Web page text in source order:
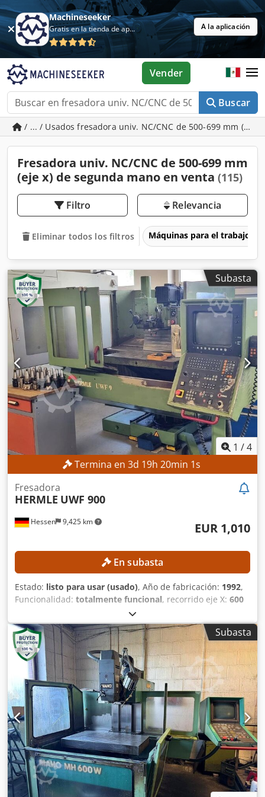
Machineseeker
Gratis en la tienda de aplicaciones A la aplicación
Buscar
Vender
/ ... / Usados fresadora univ. NC/CNC de 500-699 mm (eje
Fresadora univ. NC/CNC de 500-699 mm
(eje x) de segunda mano en venta (115)
Filtro Relevancia
Eliminar todos los filtros Máquinas para el trabajo
Subasta
1 /4
Termina en 3d 19h 19min 59s
Hessen 9,425 km
Fresadora
HERMLE UWF 900
EUR 1,010
En subasta
Estado: listo para usar (usado), Año de fabricación: 1992,
Funcionalidad: totalmente funcional, recorrido eje X: 600
400 mm
mm, velocidad del cabezal (máx.):4,000 rpm, modelo de
controlador:Heidenhain 407, Sin precio mínimo: ¡venta
garantizada al mejor postor! DETALLES TÉCNICOS
Recorrido del eje X: 600 mm Recorrido del eje Y: 400 mm
Recorrido del eje Z: 420 mm Velocidad máxima de rotación
del husillo: 4.000 rpm Conexión de herramientas: SK 40
Distancia entre el husillo y la mesa: 127–567 mm Diámetro
del husillo en el rodamiento delantero: 55 mm DETALLES
DE LA MÁQUINA Control: Heidenhain 407 Dodpfx
Aaszpxfhs Hsck EQUIPAMIENTO Volante manual Conexión
de red
Subasta